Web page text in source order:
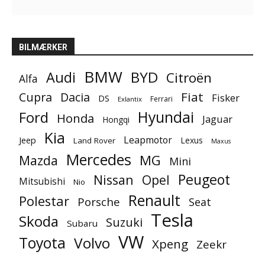
BILMÆRKER
Alfa Audi BMW BYD Citroën
Cupra Dacia DS Exlantix Ferrari Fiat Fisker
Ford Honda Hongqi Hyundai Jaguar
Jeep Kia Land Rover Leapmotor Lexus Maxus
Mazda Mercedes MG Mini
Mitsubishi Nio Nissan Opel Peugeot
Polestar Porsche Renault Seat
Skoda Subaru Suzuki Tesla
Toyota Volvo VW Xpeng Zeekr